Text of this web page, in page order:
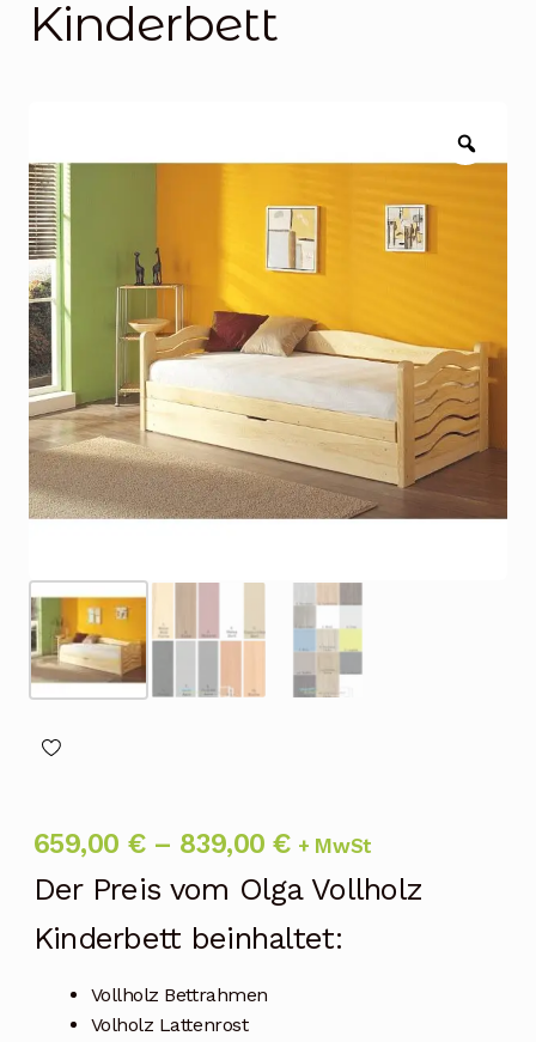
Blog
Mein Konto
Rechtliche Hinweise
Kinderbett
659,00 € – 839,00€Preisspanne:
659,00 €
bis
+ MwSt
Der Preis vom Olga Vollholz
Kinderbett beinhaltet:
Vollholz Bettrahmen
Volholz Lattenrost